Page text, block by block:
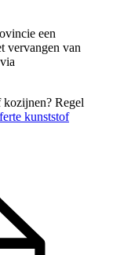
een
vervangen van
Regel
kunststof